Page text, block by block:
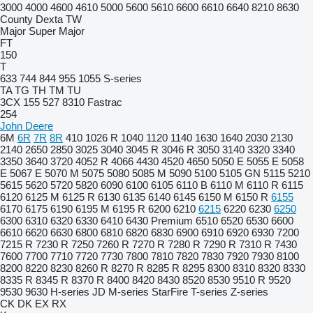
3000 4000 4600 4610 5000 5600 5610 6600 6610 6640 8210 8630
County Dexta TW
Major Super Major
FT
150
T
633 744 844 955 1055 S-series
TA TG TH TM TU
3CX 155 527 8310 Fastrac
254
John Deere
6M 6R 7R 8R 410 1026 R 1040 1120 1140 1630 1640 2030 2130
2140 2650 2850 3025 3040 3045 R 3046 R 3050 3140 3320 3340
3350 3640 3720 4052 R 4066 4430 4520 4650 5050 E 5055 E 5058
E 5067 E 5070 M 5075 5080 5085 M 5090 5100 5105 GN 5115 5210
5615 5620 5720 5820 6090 6100 6105 6110 B 6110 M 6110 R 6115
6120 6125 M 6125 R 6130 6135 6140 6145 6150 M 6150 R 6155
6170 6175 6190 6195 M 6195 R 6200 6210 6215 6220 6230 6250
6300 6310 6320 6330 6410 6430 Premium 6510 6520 6530 6600
6610 6620 6630 6800 6810 6820 6830 6900 6910 6920 6930 7200
7215 R 7230 R 7250 7260 R 7270 R 7280 R 7290 R 7310 R 7430
7600 7700 7710 7720 7730 7800 7810 7820 7830 7920 7930 8100
8200 8220 8230 8260 R 8270 R 8285 R 8295 8300 8310 8320 8330
8335 R 8345 R 8370 R 8400 8420 8430 8520 8530 9510 R 9520
9530 9630 H-series JD M-series StarFire T-series Z-series
CK DK EX RX